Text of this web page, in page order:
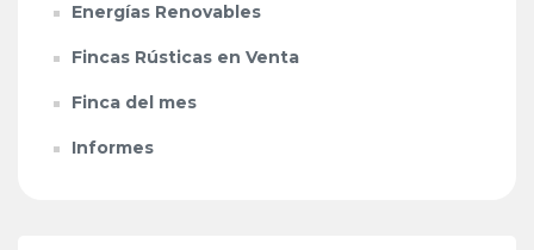
Energías Renovables
Fincas Rústicas en Venta
Finca del mes
Informes